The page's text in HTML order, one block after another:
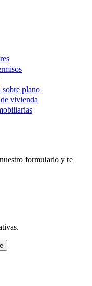
sobre plano
vivienda
formulario y te